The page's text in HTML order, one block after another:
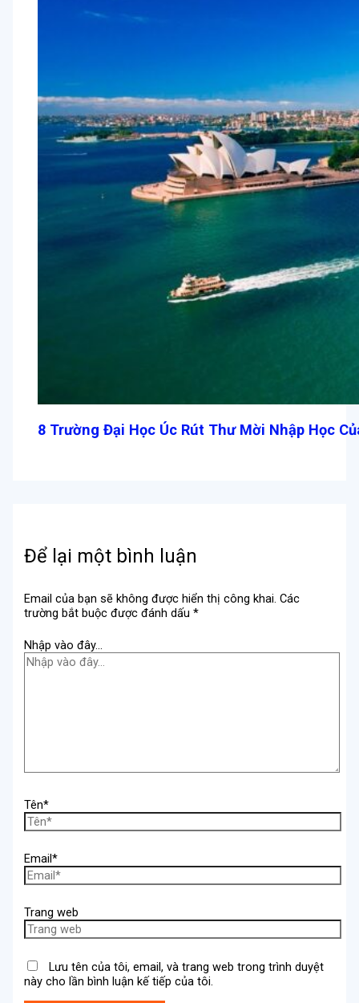
8 Trường Đại Học Úc Rút Thư Mời Nhập Học
Để lại một bình luận
Email của bạn sẽ không được hiển thị công khai. Các
trường bắt buộc được đánh dấu*
Nhập vào đây...
Tên*
Email*
Trang web
Lưu tên của tôi, email, và trang web trong trình duyệt
này cho lần bình luận kế tiếp của tôi.